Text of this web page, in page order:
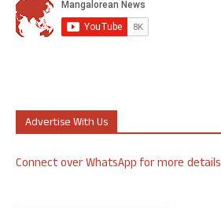
Advertise With Us
Connect over WhatsApp for more details